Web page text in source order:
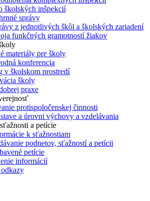
školských inšpekcií
správy
z jednotlivých škôl a školských zariadení
funkčných gramotností žiakov
materiály pre školy
konferencia
v školskom prostredí
školy
praxe
protispoločenskej činnosti
a úrovni výchovy a vzdelávania
a petície
k sťažnostiam
podnetov, sťažností a petícii
petície
informácií